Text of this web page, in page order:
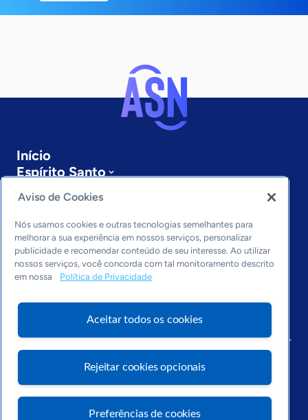
Início
Espírito Santo
Sobre a ASN
Últimas notícias
Entre em contato
Editorias
Economia & Política
Inovação & Tecnologia
Cultura empreendedora
Arquivo
Aviso de Cookies
Nós usamos cookies e outras tecnologias semelhantes para
melhorar a sua experiência em nossos serviços, personalizar
publicidade e recomendar conteúdo de seu interesse. Ao utilizar
nossos serviços, você concorda com tal monitoramento descrito
em nossa
Política de Privacidade
Aceitar todos os cookies
Rejeitar cookies opcionais
Preferências de cookies